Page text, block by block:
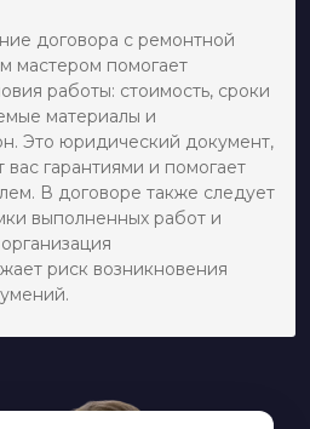
договора с ремонтной
мастером помогает
работы: стоимость, сроки
материалы и
Это юридический документ,
гарантиями и помогает
В договоре также следует
выполненных работ и
риск возникновения